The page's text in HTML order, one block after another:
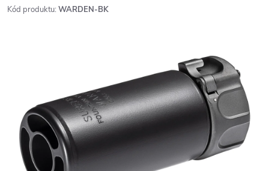
Kód produktu: WARDEN-BK